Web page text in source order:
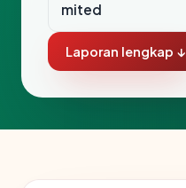
mited
Laporan lengkap ↓